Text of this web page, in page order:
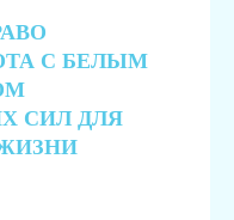
С БЕЛЫМ
СИЛ ДЛЯ